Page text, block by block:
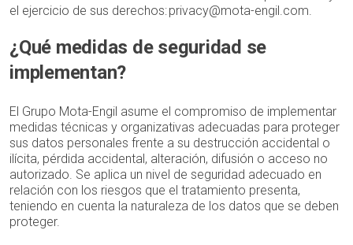
el ejercicio de sus derechos:privacy@mota-engil.com.
¿Qué medidas de seguridad se
implementan?
El Grupo Mota-Engil asume el compromiso de implementar
medidas técnicas y organizativas adecuadas para proteger
sus datos personales frente a su destrucción accidental o
ilícita, pérdida accidental, alteración, difusión o acceso no
autorizado. Se aplica un nivel de seguridad adecuado en
relación con los riesgos que el tratamiento presenta,
teniendo en cuenta la naturaleza de los datos que se deben
proteger.